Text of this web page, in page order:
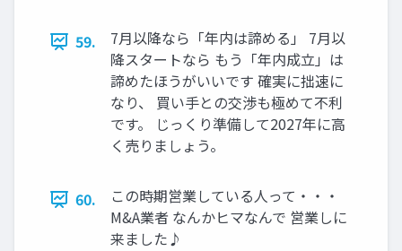
59.
7月以降なら「年内は諦める」 7月以
降スタートなら もう「年内成立」は
諦めたほうがいいです 確実に拙速に
なり、 買い手との交渉も極めて不利
です。 じっくり準備して2027年に高
く売りましょう。
60.
この時期営業している人って・・・
M&A業者 なんかヒマなんで 営業しに
来ました♪